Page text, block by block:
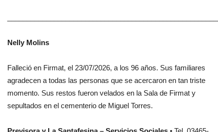
Nelly Molins
Falleció en Firmat, el 23/07/2026, a los 96 años. Sus familiares
agradecen a todas las personas que se acercaron en tan triste
momento. Sus restos fueron velados en la Sala de Firmat y
sepultados en el cementerio de Miguel Torres.